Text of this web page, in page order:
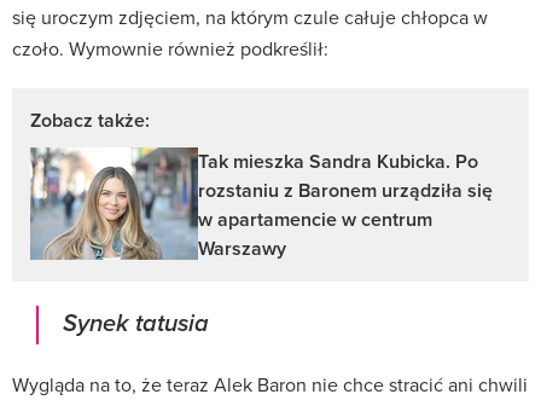
się uroczym zdjęciem, na którym czule całuje chłopca w
czoło. Wymownie również podkreślił:
Zobacz także:
Tak mieszka Sandra Kubicka. Po
rozstaniu z Baronem urządziła się
w apartamencie w centrum
Warszawy
Synek tatusia
Wygląda na to, że teraz Alek Baron nie chce stracić ani chwili